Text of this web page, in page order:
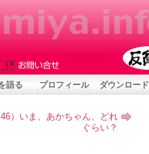
語る プロフィール ダウンロード
）いま、あかちゃん、どれ
ぐらい？